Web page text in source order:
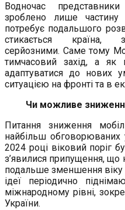
Водночас
зроблено лише частину
потребує подальшого
стикається країна,
серйозними. Саме тому
тимчасовий захід, а як
адаптуватися до нових
ситуацією на фронті та в
Чи можливе
Питання зниження
найбільш обговорюваних
2024 році віковий поріг
з’явилися припущення,
подальше зменшення віку
ідеї періодично
міжнародному рівні,
України.